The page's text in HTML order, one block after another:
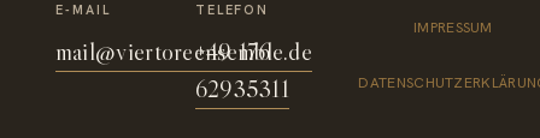
E-MAIL
mail@viertoreensemble.de
TELEFON
+49 176
62935311
IMPRESSUM